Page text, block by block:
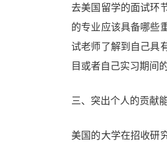
去美国留学的面试环
的专业应该具备哪些
试老师了解到自己具
目或者自己实习期间
三、突出个人的贡献
美国的大学在招收研